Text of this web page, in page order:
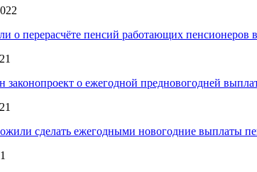
перерасчёте пенсий работающих пенсионеров в
законопроект о ежегодной предновогодней
сделать ежегодными новогодние выплаты